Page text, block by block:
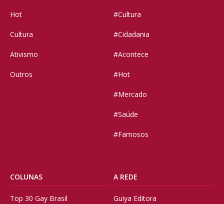
Hot
Cultura
Ativismo
Outros
#Cultura
#Cidadania
#Acontece
#Hot
#Mercado
#Saúde
#Famosos
COLUNAS
Top 30 Gay Brasil
A REDE
Guiya Editora